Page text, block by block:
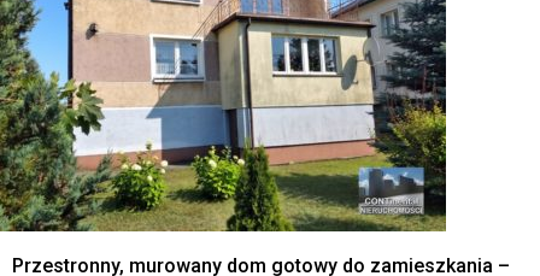
Przestronny, murowany dom gotowy do zamieszkania –